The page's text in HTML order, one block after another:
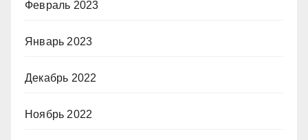
Февраль 2023
Январь 2023
Декабрь 2022
Ноябрь 2022